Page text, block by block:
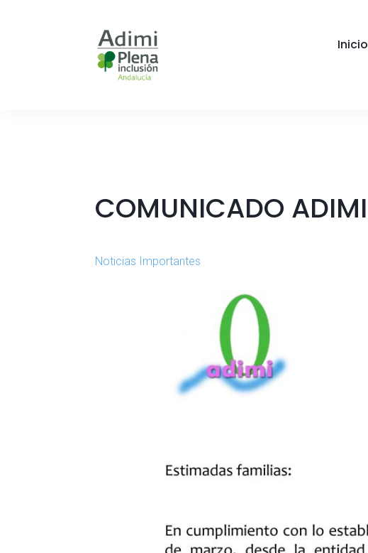
Inicio
COMUNICADO ADIMI
Noticias Importantes